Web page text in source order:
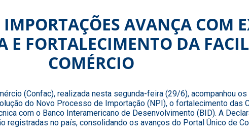
AVANÇA COM
E FORTALECIMENTO DA
COMÉRCIO
(Confac), realizada nesta segunda-feira (29/6), acompanhou
do Novo Processo de Importação (NPI), o fortalecimento das
com o Banco Interamericano de Desenvolvimento (BID). A
registradas no país, consolidando os avanços do Portal Único de